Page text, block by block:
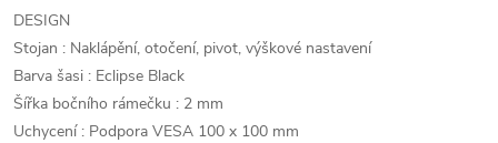
DESIGN
Stojan : Naklápění, otočení, pivot, výškové nastavení
Barva šasi : Eclipse Black
Šířka bočního rámečku : 2 mm
Uchycení : Podpora VESA 100 x 100 mm